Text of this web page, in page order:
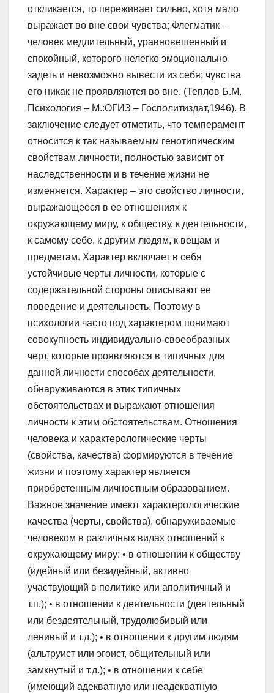
откликается, то переживает сильно, хотя мало
выражает во вне свои чувства; Флегматик –
человек медлительный, уравновешенный и
спокойный, которого нелегко эмоционально
задеть и невозможно вывести из себя; чувства
его никак не проявляются во вне. (Теплов Б.М.
Психология – М.:ОГИЗ – Госполитиздат,1946). В
заключение следует отметить, что темперамент
относится к так называемым генотипическим
свойствам личности, полностью зависит от
наследственности и в течение жизни не
изменяется. Характер – это свойство личности,
выражающееся в ее отношениях к
окружающему миру, к обществу, к деятельности,
к самому себе, к другим людям, к вещам и
предметам. Характер включает в себя
устойчивые черты личности, которые с
содержательной стороны описывают ее
поведение и деятельность. Поэтому в
психологии часто под характером понимают
совокупность индивидуально-своеобразных
черт, которые проявляются в типичных для
данной личности способах деятельности,
обнаруживаются в этих типичных
обстоятельствах и выражают отношения
личности к этим обстоятельствам. Отношения
человека и характерологические черты
(свойства, качества) формируются в течение
жизни и поэтому характер является
приобретенным личностным образованием.
Важное значение имеют характерологические
качества (черты, свойства), обнаруживаемые
человеком в различных видах отношений к
окружающему миру: • в отношении к обществу
(идейный или безидейный, активно
участвующий в политике или аполитичный и
т.п.); • в отношении к деятельности (деятельный
или бездеятельный, трудолюбивый или
ленивый и т.д.); • в отношении к другим людям
(альтруист или эгоист, общительный или
замкнутый и т.д.); • в отношении к себе
(имеющий адекватную или неадекватную